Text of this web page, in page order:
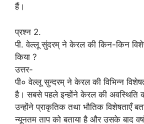
हैं।
प्रश्न 2.
पी. वेल्लू सुंदरम् ने केरल की किन-किन
किया ?
उत्तर-
पी० वेल्लू सुन्दरम् ने केरल की विभिन्न
है। सबसे पहले इन्होंने केरल की अवस्थिति
उन्होंने प्राकृतिक तथा भौतिक विशेषताएँ
न्यूनतम ताप को बताया है और उसके बाद